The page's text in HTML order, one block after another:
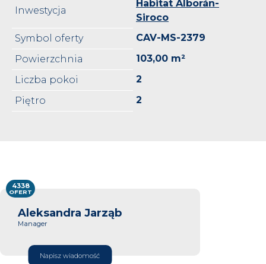
Inwestycja
Habitat Alborán-
Siroco
Symbol oferty
CAV-MS-2379
Powierzchnia
103,00 m²
Liczba pokoi
2
Piętro
2
Aleksandra Jarząb
Manager
Napisz wiadomość
4338
OFERT